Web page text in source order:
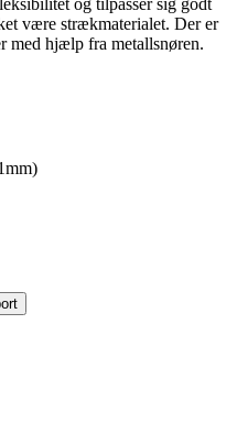
være strækmaterialet. Der er
med hjælp fra metallsnøren.